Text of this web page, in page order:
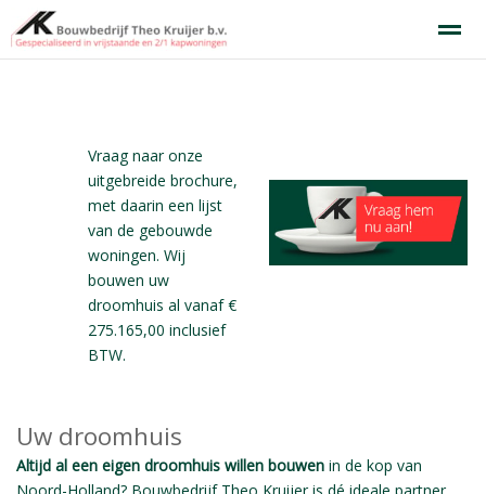
Locatie
Vraag naar onze
uitgebreide brochure,
met daarin een lijst
van de gebouwde
woningen. Wij
bouwen uw
droomhuis al vanaf €
275.165,00 inclusief
BTW.
Uw droomhuis
Altijd al een eigen droomhuis willen bouwen in de kop van